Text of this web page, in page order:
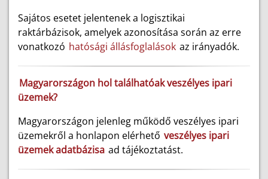
Sajátos esetet jelentenek a logisztikai
raktárbázisok, amelyek azonosítása során az erre
vonatkozó hatósági állásfoglalások az irányadók.
Magyarországon hol találhatóak veszélyes ipari
üzemek?
Magyarországon jelenleg működő veszélyes ipari
üzemekről a honlapon elérhető veszélyes ipari
üzemek adatbázisa ad tájékoztatást.